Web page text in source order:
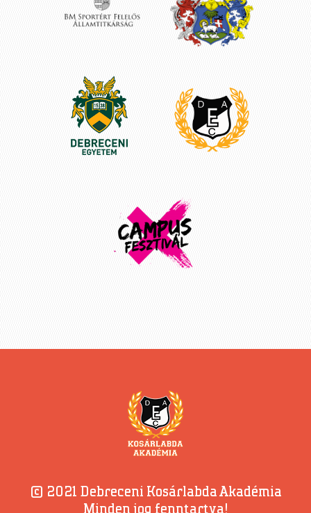
© 2021 Debreceni Kosárlabda Akadémia
Minden jog fenntartva!